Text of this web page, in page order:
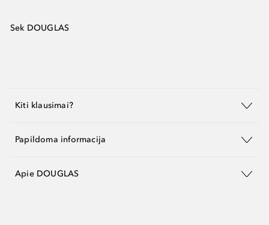
Sek DOUGLAS
Kiti klausimai?
Papildoma informacija
Apie DOUGLAS